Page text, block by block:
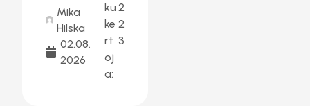
Mika
Hilska
02.08.
2026
ku
ke
rt
oj
a:
2
2
3